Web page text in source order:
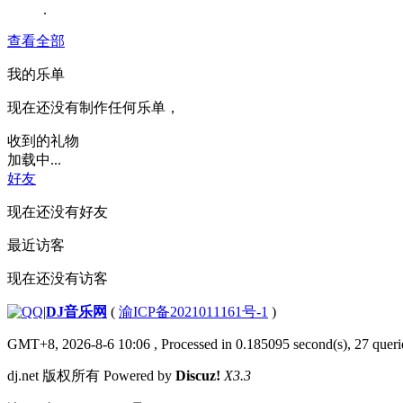
.
查看全部
我的乐单
现在还没有制作任何乐单，
收到的礼物
加载中...
好友
现在还没有好友
最近访客
现在还没有访客
|DJ音乐网 ( 渝ICP备2021011161号-1 )
GMT+8, 2026-8-6 10:06 , Processed in 0.185095 second(s), 27
dj.net 版权所有 Powered by Discuz! X3.3